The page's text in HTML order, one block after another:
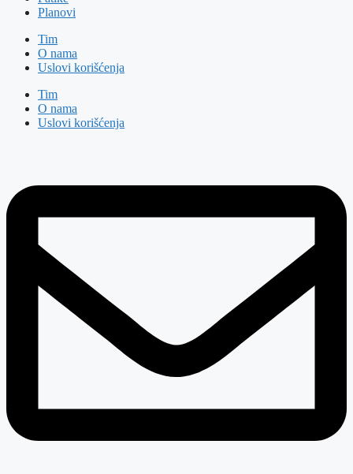
Planovi
Tim
O nama
Uslovi korišćenja
Tim
O nama
Uslovi korišćenja